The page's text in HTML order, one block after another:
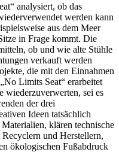
analysiert, ob das
werden kann
aus dem Meer
in Frage kommt. Die
ob und wie alte Stühle
verkauft werden
die mit den Einnahmen
Limits Seat“ erarbeitet
wiederzuverwerten, sei es
der drei
Ideen tatsächlich
klären technische
und Herstellern,
ökologischen Fußabdruck